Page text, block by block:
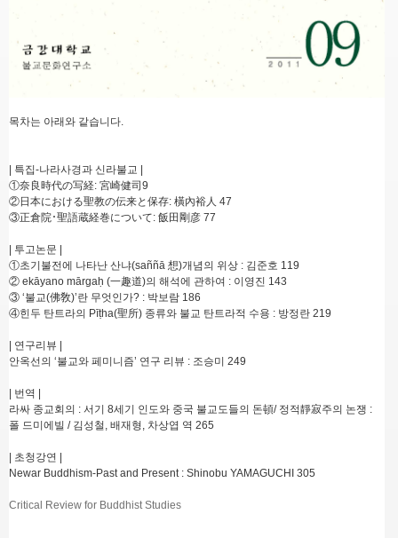
목차는 아래와 같습니다.
| 특집-나라사경과 신라불교 |
①奈良時代の写経: 宮崎健司9
②日本における聖教の伝来と保存: 橫內裕人 47
③正倉院･聖語蔵経巻について: 飯田剛彦 77
| 투고논문 |
①초기불전에 나타난 산냐(saññā 想)개념의 위상 : 김준호 119
② ekāyano mārgaḥ (一趣道)의 해석에 관하여 : 이영진 143
③ ‘불교(佛敎)’란 무엇인가? : 박보람 186
④힌두 탄트라의 Pīṭha(聖所) 종류와 불교 탄트라적 수용 : 방정란 219
| 연구리뷰 |
안옥선의 ‘불교와 페미니즘’ 연구 리뷰 : 조승미 249
| 번역 |
라싸 종교회의 : 서기 8세기 인도와 중국 불교도들의 돈頓/ 정적靜寂주의 논쟁 :
폴 드미에빌 / 김성철, 배재형, 차상엽 역 265
| 초청강연 |
Newar Buddhism-Past and Present : Shinobu YAMAGUCHI 305
Critical Review for Buddhist Studies